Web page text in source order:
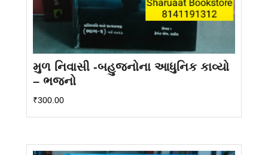
મુળ નિવાસી -બહુજનોના આધુનિક કાવ્યો
– ભજનો
₹300.00